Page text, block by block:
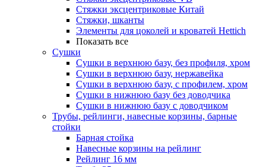
Стяжки эксцентриковые Китай
Стяжки, шканты
Элементы для цоколей и кроватей Hettich
Показать все
Сушки
Сушки в верхнюю базу, без профиля, хром
Сушки в верхнюю базу, нержавейка
Сушки в верхнюю базу, с профилем, хром
Сушки в нижнюю базу без доводчика
Сушки в нижнюю базу с доводчиком
Трубы, рейлинги, навесные корзины, барные
стойки
Барная стойка
Навесные корзины на рейлинг
Рейлинг 16 мм